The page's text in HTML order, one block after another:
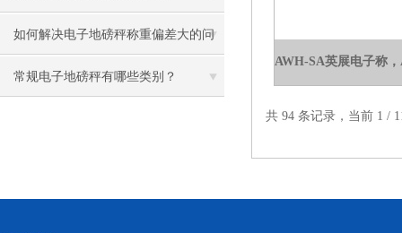
如何解决电子地磅秤称重偏差大的问
题？
常规电子地磅秤有哪些类别？
共 94 条记录，当前 1